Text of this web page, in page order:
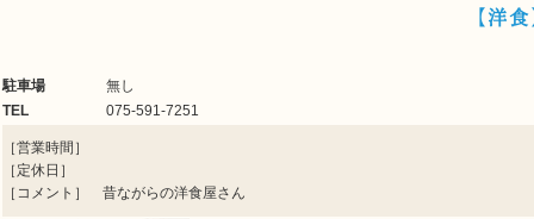
【洋
駐車場
無し
TEL
075-591-7251
［営業時間］
［定休日］
［コメント］ 昔ながらの洋食屋さん